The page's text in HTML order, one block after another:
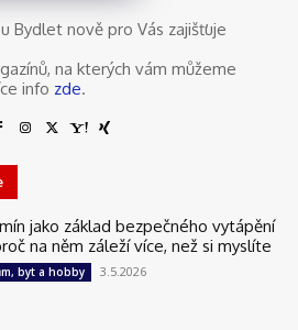
Bydlet nově pro Vás zajišťuje
na kterých vám můžeme
info zde.
jako základ bezpečného vytápění
na něm záleží více, než si myslíte
byt a hobby 3.5.2026